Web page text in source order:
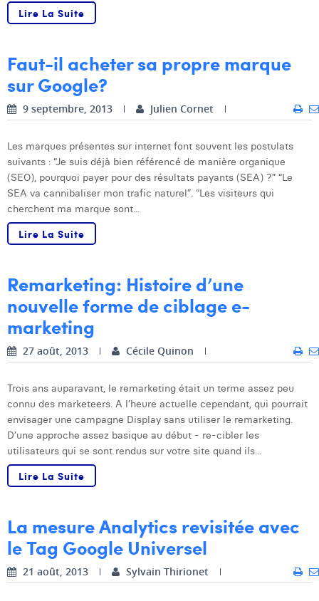
Lire La Suite
Faut-il acheter sa propre marque
sur Google?
9 septembre, 2013 Julien Cornet
Les marques présentes sur internet font souvent les postulats
suivants : “Je suis déjà bien référencé de manière organique
(SEO), pourquoi payer pour des résultats payants (SEA) ?” “Le
SEA va cannibaliser mon trafic naturel”. “Les visiteurs qui
cherchent ma marque sont...
Lire La Suite
Remarketing: Histoire d’une
nouvelle forme de ciblage e-
marketing
27 août, 2013 Cécile Quinon
Trois ans auparavant, le remarketing était un terme assez peu
connu des marketeers. A l’heure actuelle cependant, qui pourrait
envisager une campagne Display sans utiliser le remarketing.
D’une approche assez basique au début - re-cibler les
utilisateurs qui se sont rendus sur votre site quand ils...
Lire La Suite
La mesure Analytics revisitée avec
le Tag Google Universel
21 août, 2013 Sylvain Thirionet